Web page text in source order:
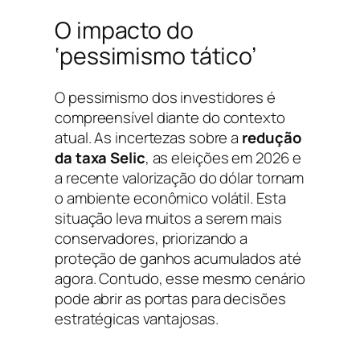
O impacto do
‘pessimismo tático’
O pessimismo dos investidores é
compreensível diante do contexto
atual. As incertezas sobre a redução
da taxa Selic, as eleições em 2026 e
a recente valorização do dólar tornam
o ambiente econômico volátil. Esta
situação leva muitos a serem mais
conservadores, priorizando a
proteção de ganhos acumulados até
agora. Contudo, esse mesmo cenário
pode abrir as portas para decisões
estratégicas vantajosas.